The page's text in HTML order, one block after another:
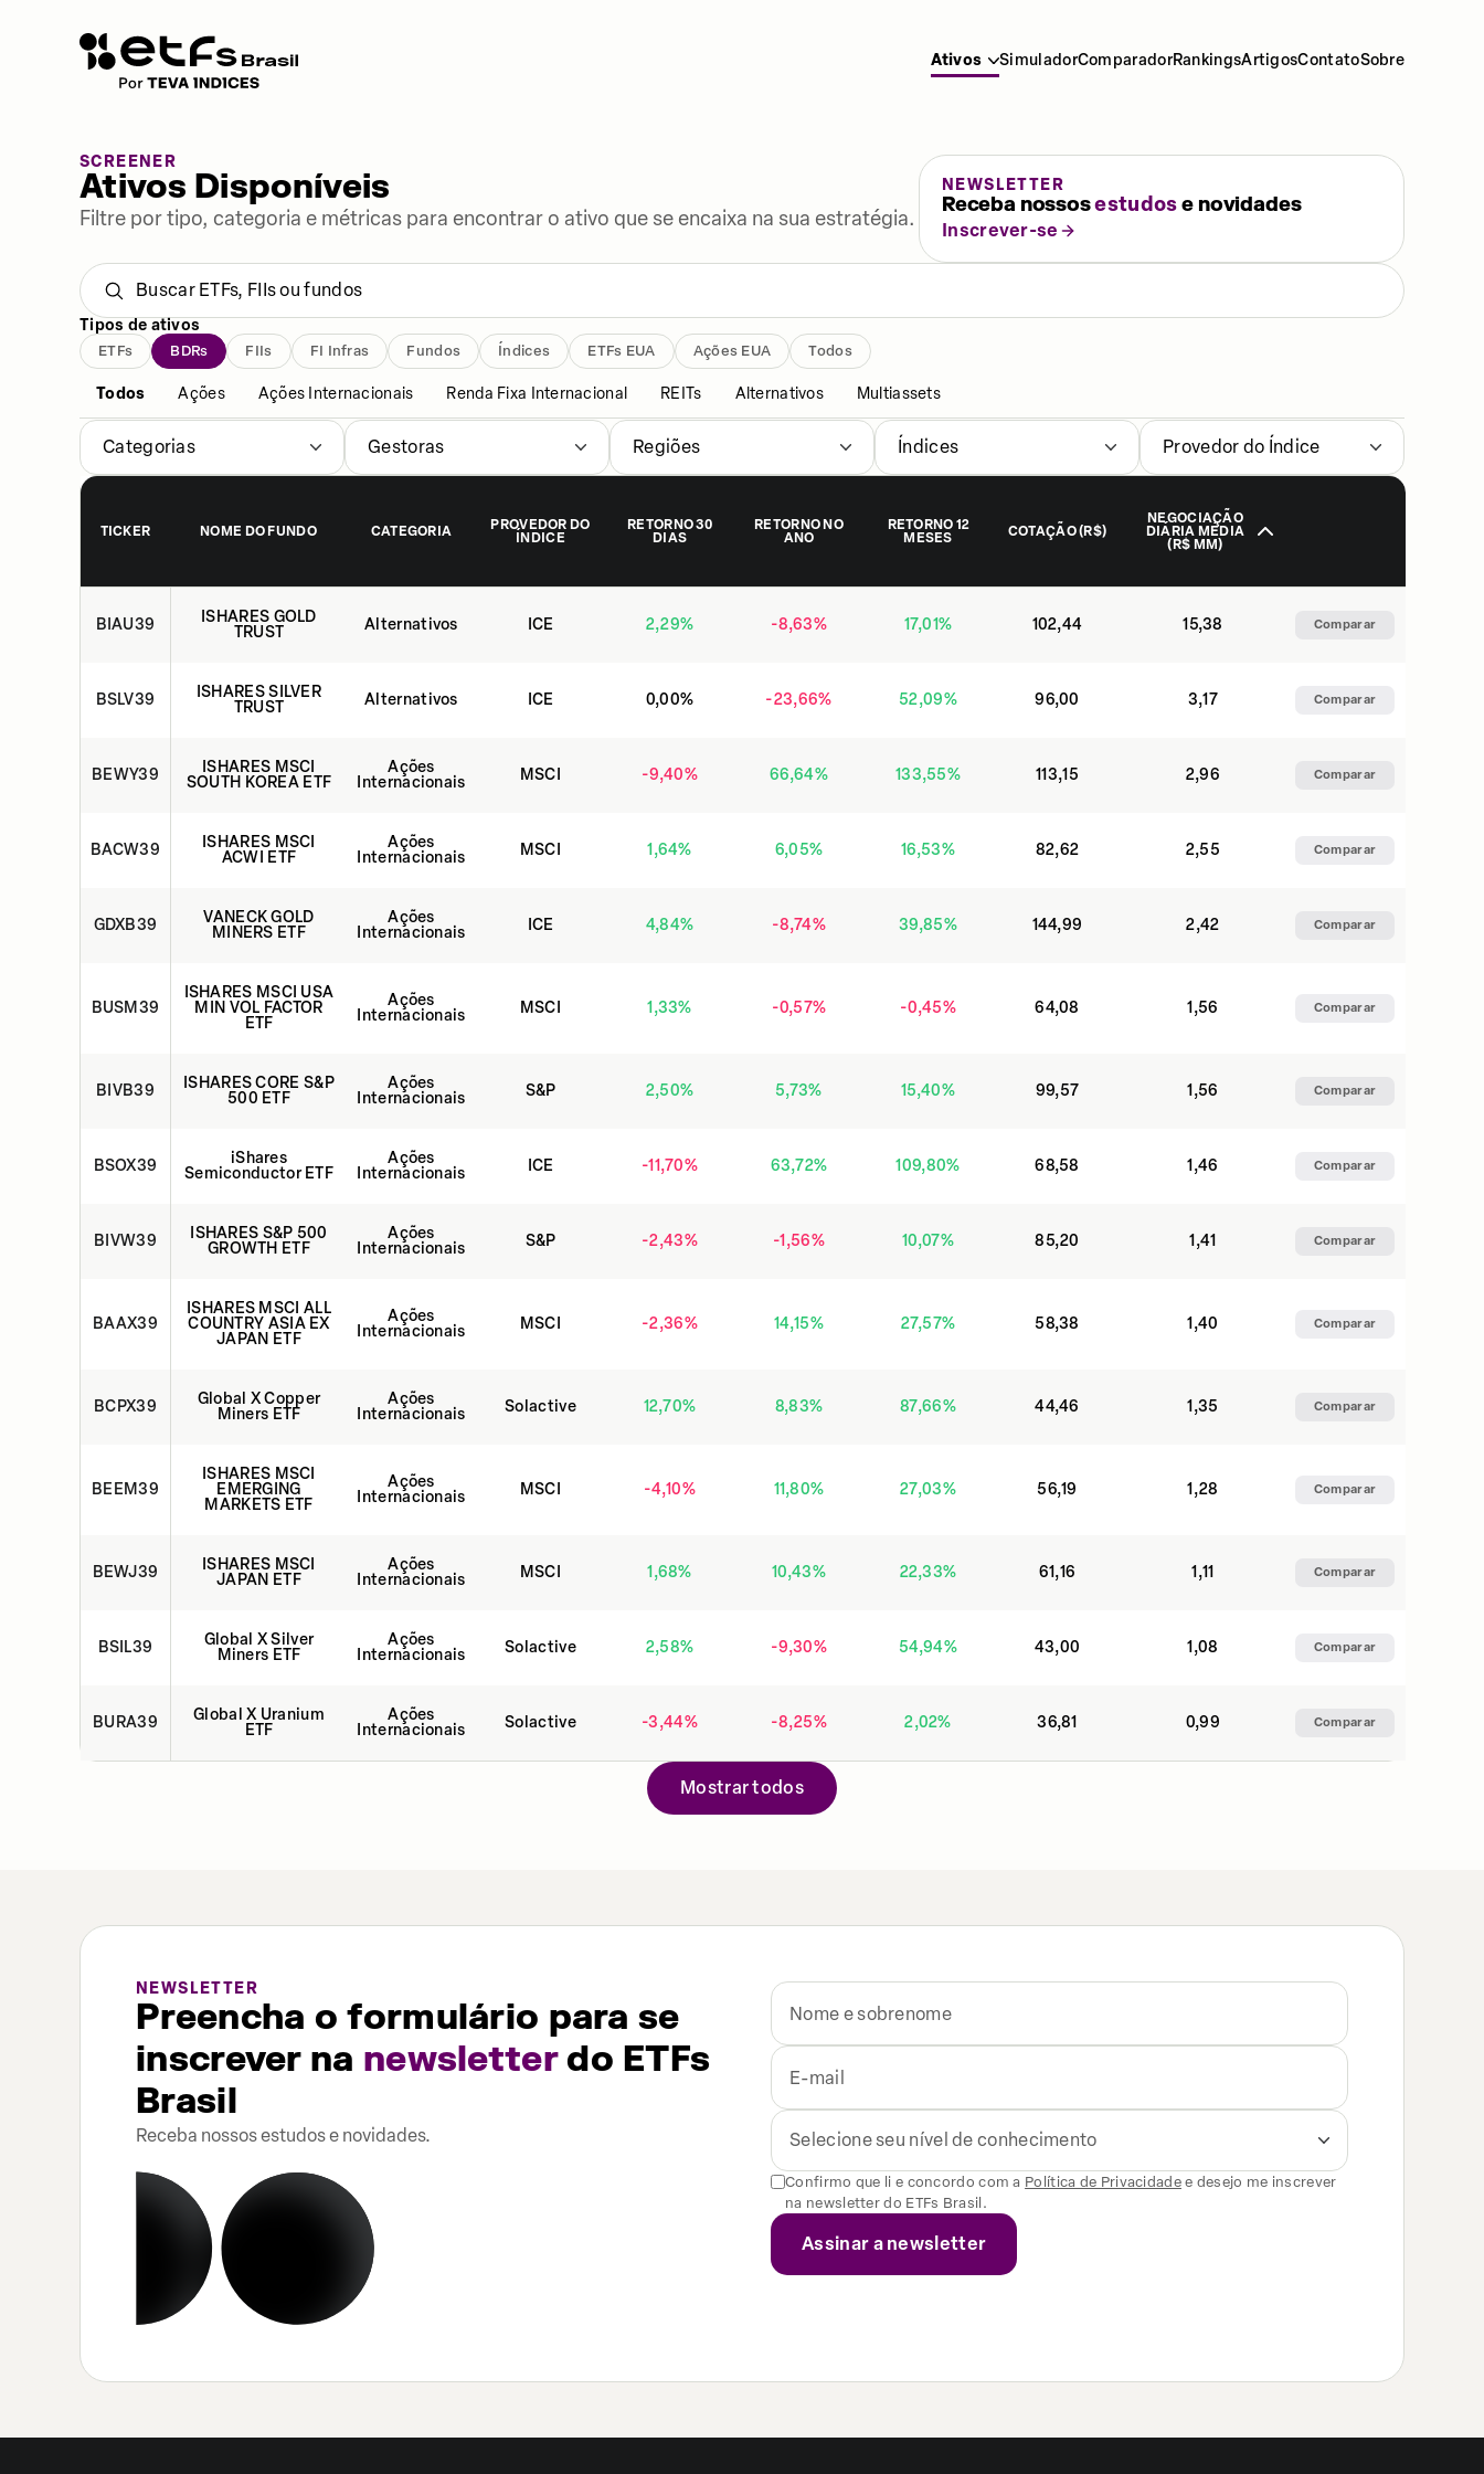
Ativos SimuladorComparadorRankingsArtigosContatoSobre
SCREENER
Ativos Disponíveis
Filtre por tipo, categoria e métricas para encontrar o ativo que se encaixa na sua estratégia.
NEWSLETTER
Receba nossosestudose novidades
Inscrever-se
Tipos de ativos
ETFs BDRs FIIs FI Infras Fundos Índices ETFs EUA Ações EUA Todos
Todos Ações Ações Internacionais Renda Fixa Internacional REITs Alternativos Multiassets
Categorias Gestoras Regiões Índices Provedor do Índice
TICKER NOME DO FUNDO CATEGORIA
PROVEDOR DO
ÍNDICE
RETORNO 30
DIAS
RETORNO NO
ANO
RETORNO 12
MESES
COTAÇÃO (R$)
NEGOCIAÇÃO
DIÁRIA MÉDIA
(R$ MM)
BIAU39
ISHARES GOLD
TRUST
Alternativos ICE 2,29% -8,63% 17,01% 102,44 15,38 Comparar
BSLV39
ISHARES SILVER
TRUST
Alternativos ICE 0,00% -23,66% 52,09% 96,00 3,17 Comparar
BEWY39
ISHARES MSCI
SOUTH KOREA ETF
Ações
Internacionais
MSCI -9,40% 66,64% 133,55% 113,15 2,96 Comparar
BACW39
ISHARES MSCI
ACWI ETF
Ações
Internacionais
MSCI 1,64% 6,05% 16,53% 82,62 2,55 Comparar
GDXB39
VANECK GOLD
MINERS ETF
Ações
Internacionais
ICE 4,84% -8,74% 39,85% 144,99 2,42 Comparar
BUSM39
ISHARES MSCI USA
MIN VOL FACTOR
ETF
Ações
Internacionais
MSCI 1,33% -0,57% -0,45% 64,08 1,56 Comparar
BIVB39
ISHARES CORE S&P
500 ETF
Ações
Internacionais
S&P 2,50% 5,73% 15,40% 99,57 1,56 Comparar
BSOX39
iShares
Semiconductor ETF
Ações
Internacionais
ICE -11,70% 63,72% 109,80% 68,58 1,46 Comparar
BIVW39
ISHARES S&P 500
GROWTH ETF
Ações
Internacionais
S&P -2,43% -1,56% 10,07% 85,20 1,41 Comparar
BAAX39
ISHARES MSCI ALL
COUNTRY ASIA EX
JAPAN ETF
Ações
Internacionais
MSCI -2,36% 14,15% 27,57% 58,38 1,40 Comparar
BCPX39
Global X Copper
Miners ETF
Ações
Internacionais
Solactive 12,70% 8,83% 87,66% 44,46 1,35 Comparar
BEEM39
ISHARES MSCI
EMERGING
MARKETS ETF
Ações
Internacionais
MSCI -4,10% 11,80% 27,03% 56,19 1,28 Comparar
BEWJ39
ISHARES MSCI
JAPAN ETF
Ações
Internacionais
MSCI 1,68% 10,43% 22,33% 61,16 1,11 Comparar
BSIL39
Global X Silver
Miners ETF
Ações
Internacionais
Solactive 2,58% -9,30% 54,94% 43,00 1,08 Comparar
BURA39
Global X Uranium
ETF
Ações
Internacionais
Solactive -3,44% -8,25% 2,02% 36,81 0,99 Comparar
Mostrar todos
NEWSLETTER
Preencha o formulário para se
inscrever na newsletterdo ETFs
Brasil
Receba nossos estudos e novidades. Selecione seu nível de conhecimento
Confirmo que li e concordo com a Política de Privacidade e desejo me inscrever
na newsletter do ETFs Brasil.